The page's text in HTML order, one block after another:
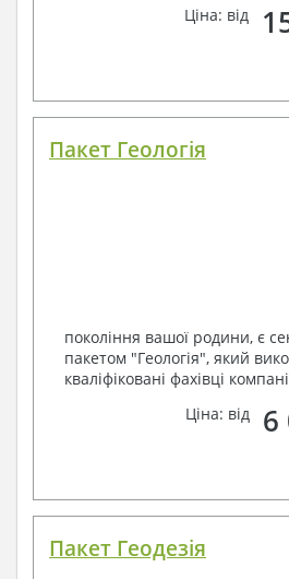
Ціна: від
Пакет Геологія
покоління вашої родини, є
пакетом "Геологія", який
кваліфіковані фахівці
Ціна: від
6
Пакет Геодезія